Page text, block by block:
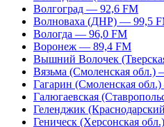
Волгоград — 92,6 FM
Волноваха (ДНР) — 99,5
Вологда — 96,0 FM
Воронеж — 89,4 FM
Вышний Волочек
Вязьма (Смоленская обл.)
Гагарин (Смоленская
Галюгаевская
Геленджик
Геническ (Херсонская